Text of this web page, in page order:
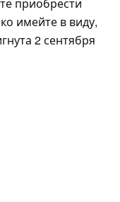
приобрести
имейте в виду,
2 сентября